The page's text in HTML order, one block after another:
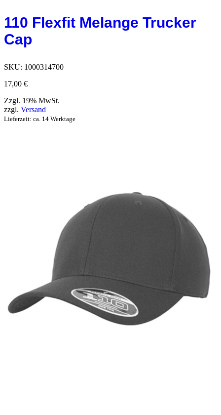
110 Flexfit Melange Trucker
Cap
SKU: 1000314700
17,00 €
Zzgl. 19% MwSt.
zzgl. Versand
Lieferzeit: ca. 14 Werktage